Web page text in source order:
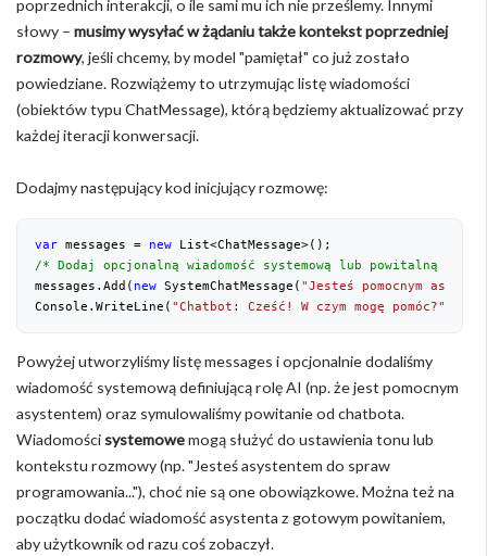
poprzednich interakcji, o ile sami mu ich nie prześlemy. Innymi
słowy – musimy wysyłać w żądaniu także kontekst poprzedniej
rozmowy, jeśli chcemy, by model "pamiętał" co już zostało
powiedziane. Rozwiążemy to utrzymując listę wiadomości
(obiektów typu ChatMessage), którą będziemy aktualizować przy
każdej iteracji konwersacji.
Dodajmy następujący kod inicjujący rozmowę:
var messages = new List<ChatMessage>();
/* Dodaj opcjonalną wiadomość systemową lub powitalną
messages.Add( new SystemChatMessage( "Jesteś pomocnym
Console.WriteLine( "Chatbot: Cześć! W czym mogę pomóc?"
Powyżej utworzyliśmy listę messages i opcjonalnie dodaliśmy
wiadomość systemową definiującą rolę AI (np. że jest pomocnym
asystentem) oraz symulowaliśmy powitanie od chatbota.
Wiadomości systemowemogą służyć do ustawienia tonu lub
kontekstu rozmowy (np. "Jesteś asystentem do spraw
programowania..."), choć nie są one obowiązkowe. Można też na
początku dodać wiadomość asystenta z gotowym powitaniem,
aby użytkownik od razu coś zobaczył.